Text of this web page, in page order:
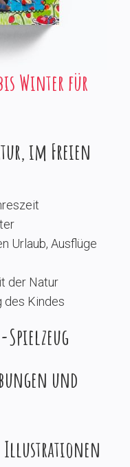
Winter für
im Freien
Urlaub, Ausflüge
der Natur
des Kindes
Spielzeug
und
Illustrationen